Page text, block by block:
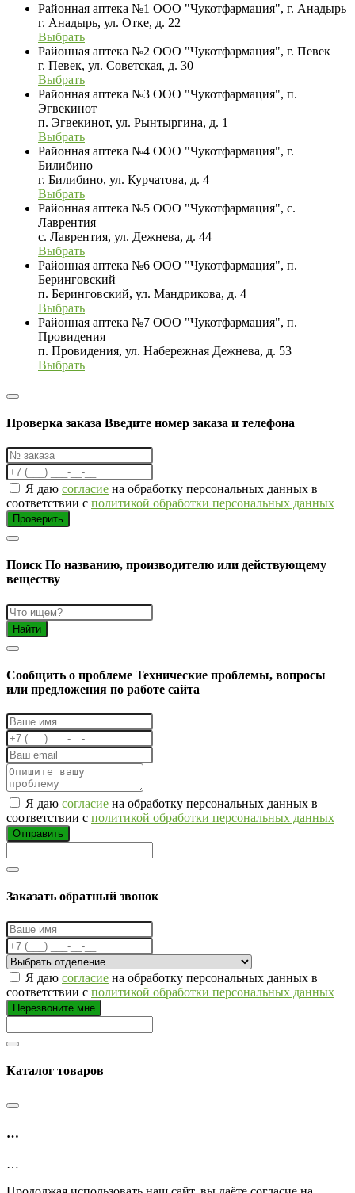
Районная аптека №1 ООО "Чукотфармация", г. Анадырь
г. Анадырь, ул. Отке, д. 22
Выбрать
Районная аптека №2 ООО "Чукотфармация", г. Певек
г. Певек, ул. Советская, д. 30
Выбрать
Районная аптека №3 ООО "Чукотфармация", п.
Эгвекинот
п. Эгвекинот, ул. Рынтыргина, д. 1
Выбрать
Районная аптека №4 ООО "Чукотфармация", г.
Билибино
г. Билибино, ул. Курчатова, д. 4
Выбрать
Районная аптека №5 ООО "Чукотфармация", с.
Лаврентия
с. Лаврентия, ул. Дежнева, д. 44
Выбрать
Районная аптека №6 ООО "Чукотфармация", п.
Беринговский
п. Беринговский, ул. Мандрикова, д. 4
Выбрать
Районная аптека №7 ООО "Чукотфармация", п.
Провидения
п. Провидения, ул. Набережная Дежнева, д. 53
Выбрать
Проверка заказа Введите номер заказа и телефона
Я даю согласие на обработку персональных данных в
соответствии с политикой обработки персональных данных
Проверить
Поиск По названию, производителю или действующему
веществу
Найти
Cообщить о проблеме Технические проблемы, вопросы
или предложения по работе сайта
Я даю согласие на обработку персональных данных в
соответствии с политикой обработки персональных данных
Отправить
Заказать обратный звонок
Я даю согласие на обработку персональных данных в
соответствии с политикой обработки персональных данных
Перезвоните мне
Каталог товаров
…
…